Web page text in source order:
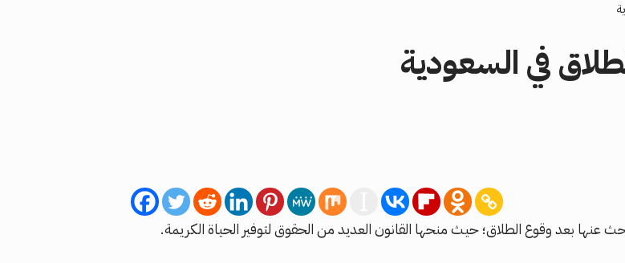
في السعودية
عنها بعد وقوع الطلاق؛ حيث منحها القانون العديد من الحقوق لتوفير الحياة الكريمة.